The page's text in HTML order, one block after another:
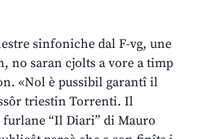
sinfoniche dal F-vg, une
no saran cjolts a vore a timp
«Nol è pussibil garantî il
triestin Torrenti. Il
“Il Diari” di Mauro